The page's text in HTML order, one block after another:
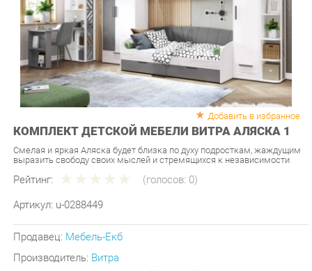
Добавить в избранное
КОМПЛЕКТ ДЕТСКОЙ МЕБЕЛИ ВИТРА АЛЯСКА 1
Смелая и яркая Аляска будет близка по духу подросткам, жаждущим
Рейтинг: (голосов:0)
Артикул: u-0288449
Производитель:Витра
Последняя цена: 343 790 ₽